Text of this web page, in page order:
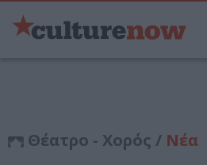
Θέατρο - Χορός / Νέα